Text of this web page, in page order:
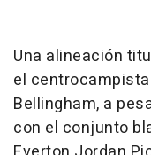
Una alineación
el
Bellingham, a
con el conjunto